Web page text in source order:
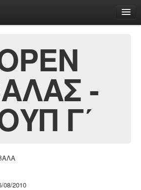
-
Γ΄
08/2010